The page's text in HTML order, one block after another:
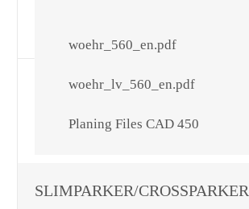
woehr_560_en.pdf
woehr_lv_560_en.pdf
Planing Files CAD 450
SLIMPARKER/CROSSPARKER